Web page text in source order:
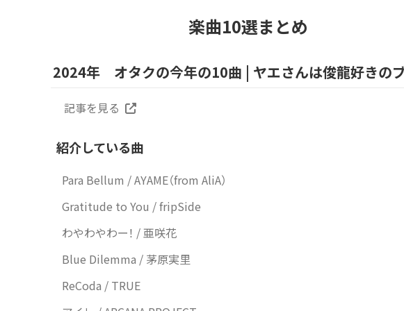
楽曲10選まとめ
2024年 オタクの今年の10曲 | ヤエさんは俊龍好きの
記事を見る
紹介している曲
Para Bellum / AYAME（from AliA）
Gratitude to You / fripSide
わやわやわー！ / 亜咲花
Blue Dilemma / 茅原実里
ReCoda / TRUE